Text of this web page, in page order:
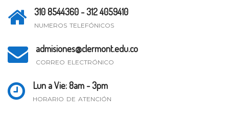
310 8544360 - 312 4059410
NUMEROS TELEFÓNICOS
admisiones@clermont.edu.co
CORREO ELECTRÓNICO
Lun a Vie: 8am - 3pm
HORARIO DE ATENCIÓN